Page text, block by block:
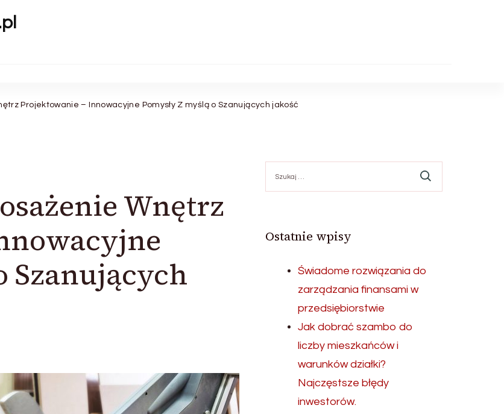
Projektowanie – Innowacyjne Pomysły Z myślą o Szanujących jakość
Wnętrz
Szanujących
Ostatnie wpisy
Świadome rozwiązania do
zarządzania finansami w
przedsiębiorstwie
Jak dobrać szambo do
liczby mieszkańców i
warunków działki?
Najczęstsze błędy
inwestorów.